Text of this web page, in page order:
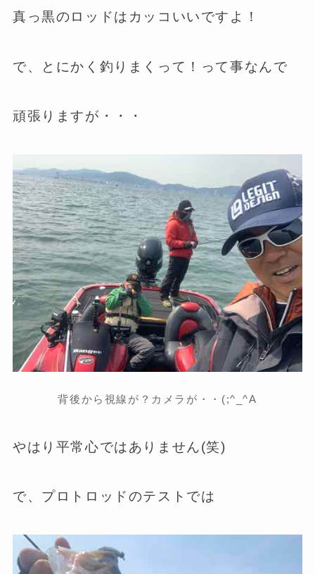
真っ黒のロッドはカッコいいですよ！
で、とにかく釣りまくって！って事なんで
頑張りますが・・・
背後から視線が？カメラが・・(;^_^A
やはり平常心ではありません(笑)
で、プロトロッドのテストでは